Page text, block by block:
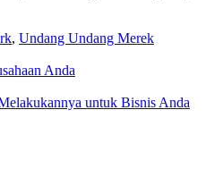
, Undang Undang Merek
Anda
untuk Bisnis Anda